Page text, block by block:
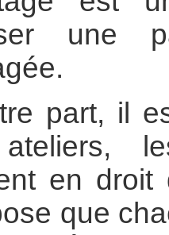
une
part, il
en droit
que